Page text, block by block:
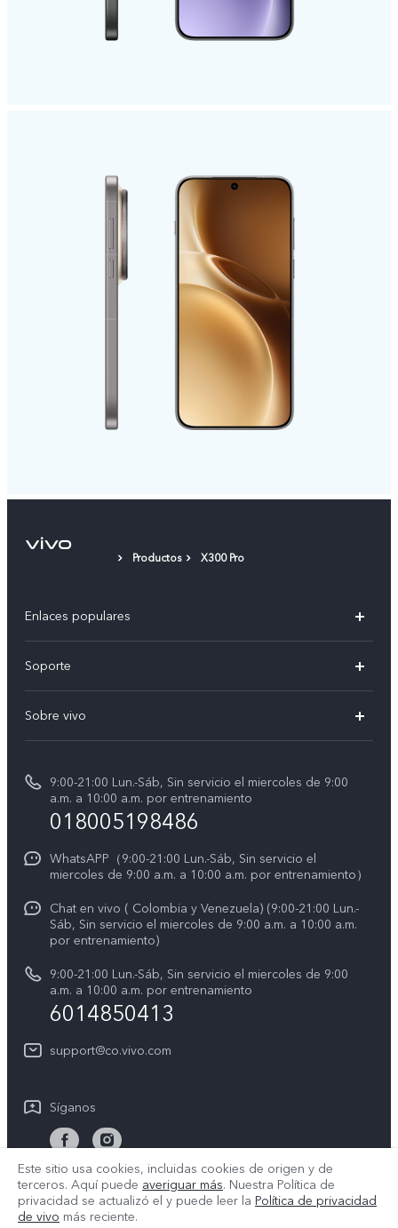
Productos X300 Pro
Enlaces populares
V70
V70 FE
Y11d
Soporte
Centro de servicio
Verificación de IMEI
Consulta el Precio de los Repuestos
Servicio de logística
Progreso de la reparación
Sobre vivo
Noticias
Empleos en vivo
Avisos legales
Sostenibilidad
Centro de privacidad de vivo
Accesibilidad
9:00-21:00 Lun.-Sáb, Sin servicio el miercoles de 9:00
a.m. a 10:00 a.m. por entrenamiento
018005198486
WhatsAPP（9:00-21:00 Lun.-Sáb, Sin servicio el
miercoles de 9:00 a.m. a 10:00 a.m. por entrenamiento）
Chat en vivo ( Colombia y Venezuela) (9:00-21:00 Lun.-
Sáb, Sin servicio el miercoles de 9:00 a.m. a 10:00 a.m.
por entrenamiento)
9:00-21:00 Lun.-Sáb, Sin servicio el miercoles de 9:00
a.m. a 10:00 a.m. por entrenamiento
6014850413
support@co.vivo.com
Síganos
Colombia | Seleccione país/región
Este sitio usa cookies, incluidas cookies de origen y de
terceros. Aquí puede averiguar más. Nuestra Política de
privacidad se actualizó el y puede leer la Política de privacidad
de vivo más reciente.